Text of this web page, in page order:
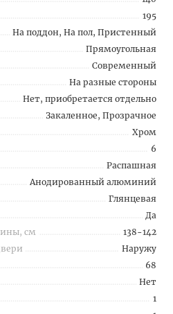
195
На поддон, На пол, Пристенный
Прямоугольная
Современный
На разные стороны
Нет, приобретается отдельно
Закаленное, Прозрачное
Хром
6
Распашная
Анодированный алюминий
Глянцевая
Да
см
138-142
Наружу
68
Нет
1